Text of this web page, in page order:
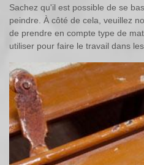
Sachez qu'il est possible de se
peindre. À côté de cela, veuillez
de prendre en compte type de
utiliser pour faire le travail dans